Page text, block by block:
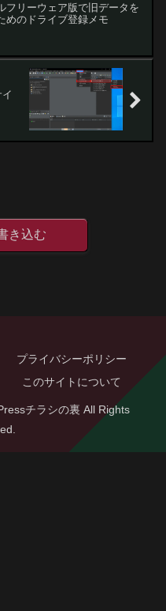
フリーウェア版で旧データを
めのドライブ登録メモ
き込む
プライバシーポリシー
このサイトについて
チラシの裏 All Rights